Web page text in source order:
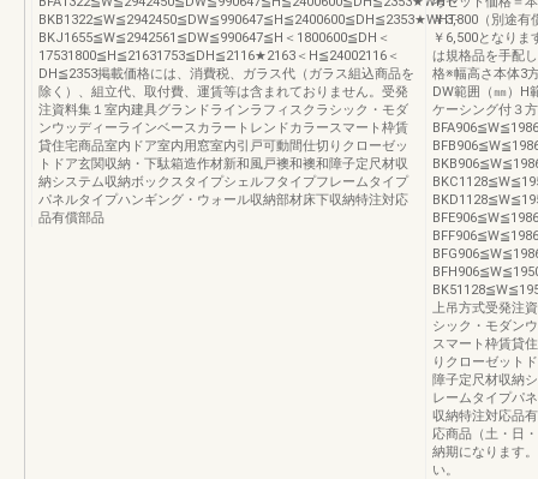
BKB1322≦W≦2942450≦DW≦990647≦H≦2400600≦DH≦2353★WHT-
BKJ1655≦W≦2942561≦DW≦990647≦H＜1800600≦DH＜
17531800≦H≦21631753≦DH≦2116★2163＜H≦24002116＜
DH≦2353掲載価格には、消費税、ガラス代（ガラス組込商品を
除く）、組立代、取付費、運賃等は含まれておりません。受発
注資料集１室内建具グランドラインラフィスクラシック・モダ
ンウッディーラインベースカラートレンドカラースマート枠賃
貸住宅商品室内ドア室内用窓室内引戸可動間仕切りクローゼッ
トドア玄関収納・下駄箱造作材新和風戸襖和襖和障子定尺材収
納システム収納ボックスタイプシェルフタイプフレームタイプ
パネルタイプハンギング・ウォール収納部材床下収納特注対応
品有償部品
￥3,800（別途有
￥6,500となり
は規格品を手配
格※幅高さ本体3
DW範囲（㎜）H
ケーシング付３
上吊方式受発注
シック・モダン
スマート枠賃貸
りクローゼット
障子定尺材収納
レームタイプパ
収納特注対応品
応商品（土・日
納期になります
い。